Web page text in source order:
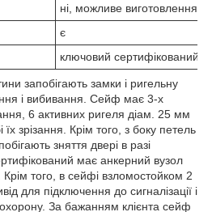
ні, можливе виготовлення
є
ключовий сертифікований
запобігають замки і ригельну
і вибивання. Сейф має 3-х
6 активних ригеля діам. 25 мм
зрізання. Крім того, з боку петель
зняття двері в разі
має анкерний вузол
Крім того, в сейфі взломостойком 2
для підключення до сигналізації і
За бажанням клієнта сейф